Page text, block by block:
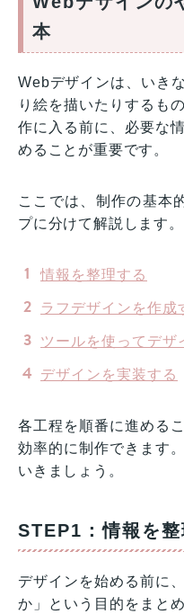
本
Webデザインは、いき
り絵を描いたりするも
作に入る前に、必要な
めることが重要です。
ここでは、制作の基本
プに分けて解説します。
情報を整理する
ラフデザインを作成
ツールを使ってデザ
デザインを実装する
各工程を順番に進める
効率的に制作できます
いきましょう。
STEP1：情報を整
デザインを始める前に
か」という目的をまと